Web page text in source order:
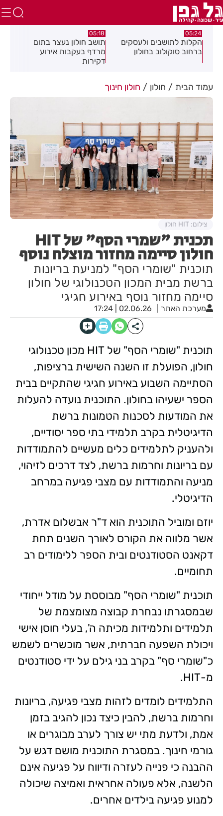
ולעסקים
תושב חולון נעצר בתום
מרדף בעקבות אירוע
תושב חולון נעצר בחשד
לאיומים וגרימת נזק
עמוד הבית חולון חולון חינוך
תכנית "שמרי הסף" של HIT
חולון סיימה מחזור מוצלח נוסף
תוכנית "שומרי הסף" למניעת בריונות
ברשת מבית המכון הטכנולוגי של חולון
סיימה מחזור נוסף באירוע חגיגי
מערכת האתר 02.06.26 | 17:24
צילום: HIT חולון
תוכנית "שומרי הסף" של HIT מכון טכנולוגי
חולון, הפועלת זו השנה השישית ברציפות,
הסתיימה השבוע באירוע חגיגי שהתקיים בבית
הספר ישעיהו בחולון. התוכנית נועדה להעלות
את המודעות לסכנות הטמונות ברשת
הדיגיטלית בקרב תלמידי בתי ספר יסודיים,
ולהעניק לתלמידים כלים מעשיים להתמודדות
עם בריונות וחרמות ברשת, לצד דרכים לזיהוי,
מניעה והתמודדות עם מצבי פגיעה במרחב
הדיגיטלי.
יוזם ומוביל התוכנית הוא ד"ר אבשלום אדרת,
אשר מלווה את הקורס לאורך השנים תחת
דקאנט הסטודנטים ובית הספר ללימודים רב
תחומיים.
תוכנית "שומרי הסף" מבוססת על מודל ייחודי
שבמסגרתו נבחרת קבוצה מצומצמת של
תלמידים ותלמידות מכיתה ה', בעלי חוסן אישי
ויכולת השפעה חברתית, אשר מוכשרים לשמש
כ"שומרי סף" בקרב בני גילם על ידי סטודנטים
מ-HIT.
התלמידים לומדים לזהות מצבי פגיעה, בריונות
וחרמות ברשת, להבין כיצד נכון להגיב בזמן
אמת, ולדעת מתי יש צורך לערב מבוגרים או
גורמי חינוך. במסגרת התוכנית מושם דגש על
ההבנה כי פנייה לעזרה ודיווח על פגיעה אינם
הלשנה, אלא פעולה אחראית ואמיצה שיכולה
למנוע פגיעה בילדים אחרים.